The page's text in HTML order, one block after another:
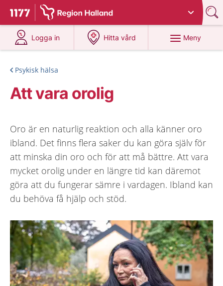
Till startsidan för 1177
Du har valt region Halland
Logga in
på 1177.se
Hitta vård
på 1177.se
Meny
Psykisk hälsa
Att vara orolig
Oro är en naturlig reaktion och alla känner oro
ibland. Det finns flera saker du kan göra själv för
att minska din oro och för att må bättre. Att vara
mycket orolig under en längre tid kan däremot
göra att du fungerar sämre i vardagen. Ibland kan
du behöva få hjälp och stöd.